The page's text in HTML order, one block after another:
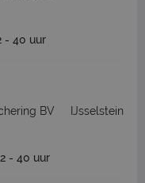
- 40 uur
BV
IJsselstein
- 40 uur